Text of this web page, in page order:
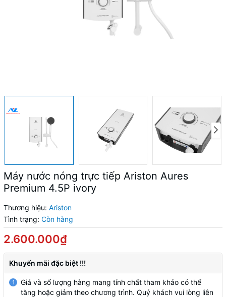
Máy nước nóng trực tiếp Ariston Aures
Premium 4.5P ivory
Thương hiệu: Ariston
Tình trạng: Còn hàng
2.600.000₫
Khuyến mãi đặc biệt !!!
1
Giá và số lượng hàng mang tính chất tham khảo có thể
tăng hoặc giảm theo chương trình. Quý khách vui lòng liên